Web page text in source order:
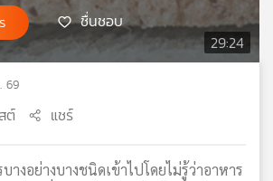
29:24
ชื่นชอบ
69
ต์ แชร์
งอย่างบางชนิดเข้าไปโดยไม่รู้ว่าอาหาร